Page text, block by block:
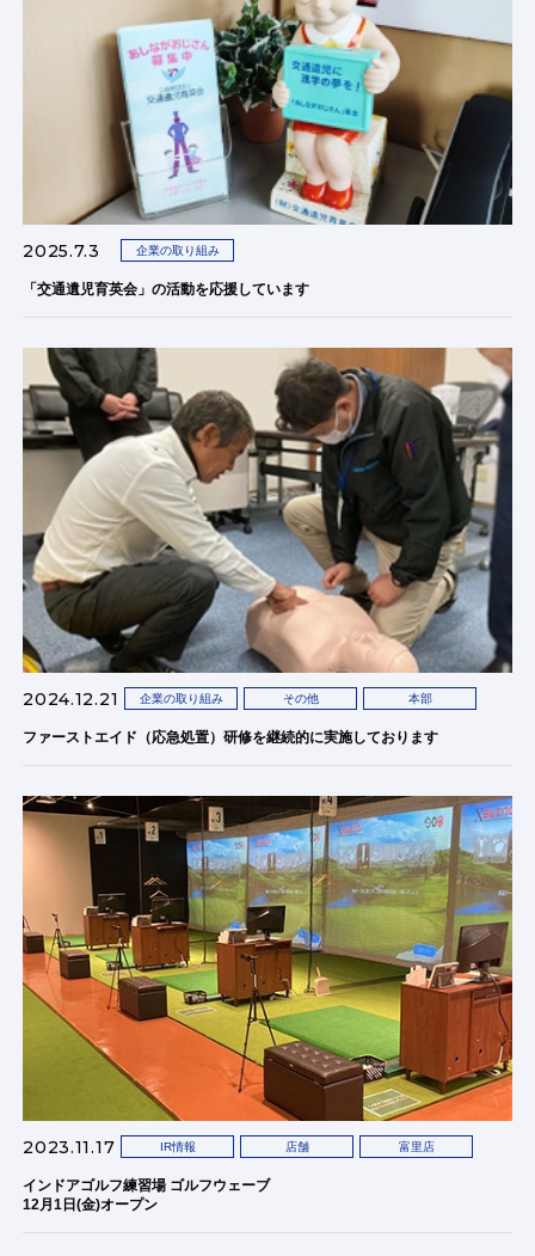
2025.7.3 企業の取り組み
「交通遺児育英会」の活動を応援しています
2024.12.21 企業の取り組み その他 本部
ファーストエイド（応急処置）研修を継続的に実施しております
2023.11.17 IR情報 店舗 富里店
インドアゴルフ練習場 ゴルフウェーブ
12月1日(金)オープン